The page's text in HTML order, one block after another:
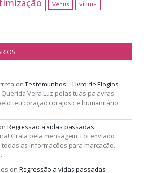
Vénus
vítima
on Testemunhos – Livro de Elogios
Querida Vera Luz pelas tuas palavras
teu coração corajoso e humanitário
Regressão a vidas passadas
Grata pela mensagem. Foi enviado
todas as informações para marcação.
on Regressão a vidas passadas